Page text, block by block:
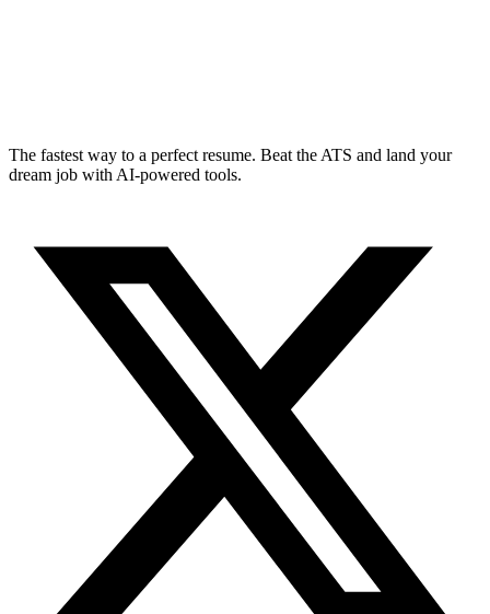
The fastest way to a perfect resume. Beat the ATS and land your
dream job with AI-powered tools.